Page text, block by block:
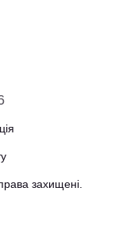
захищені.